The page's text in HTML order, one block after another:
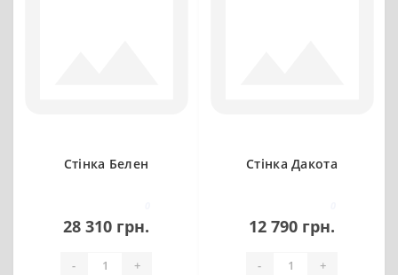
Стінка Белен
28 310 грн.
- +
Стінка Дакота
12 790 грн.
- +